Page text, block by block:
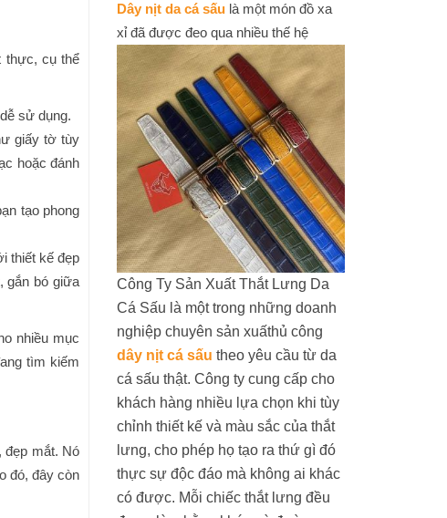
thực, cụ thể
sử dụng.
giấy tờ tùy
hoặc đánh
tạo phong
thiết kế đẹp
gắn bó giữa
nhiều mục
tìm kiếm
đẹp mắt. Nó
đó, đây còn
Dây nịt da cá sấu là một món đồ xa
xỉ đã được đeo qua nhiều thế hệ
Công Ty Sản Xuất Thắt Lưng Da
Cá Sấu là một trong những doanh
nghiệp chuyên sản xuấthủ công
dây nịt cá sấu theo yêu cầu từ da
cá sấu thật. Công ty cung cấp cho
khách hàng nhiều lựa chọn khi tùy
chỉnh thiết kế và màu sắc của thắt
lưng, cho phép họ tạo ra thứ gì đó
thực sự độc đáo mà không ai khác
có được. Mỗi chiếc thắt lưng đều